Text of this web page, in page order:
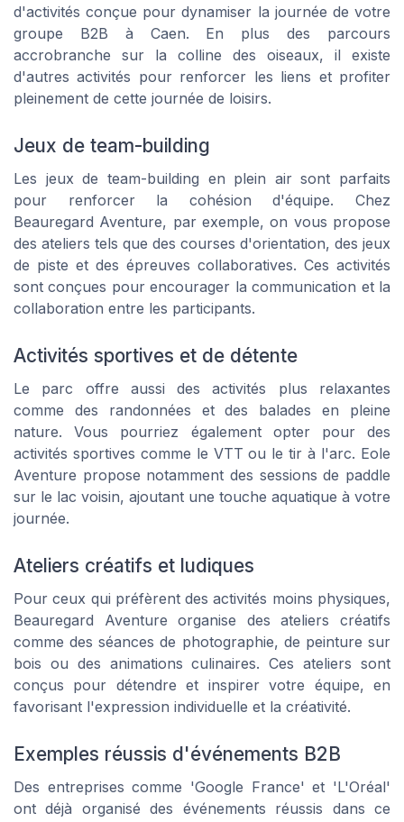
d'activités conçue pour dynamiser la journée de votre
groupe B2B à Caen. En plus des parcours
accrobranche sur la colline des oiseaux, il existe
d'autres activités pour renforcer les liens et profiter
pleinement de cette journée de loisirs.
Jeux de team-building
Les jeux de team-building en plein air sont parfaits
pour renforcer la cohésion d'équipe. Chez
Beauregard Aventure, par exemple, on vous propose
des ateliers tels que des courses d'orientation, des jeux
de piste et des épreuves collaboratives. Ces activités
sont conçues pour encourager la communication et la
collaboration entre les participants.
Activités sportives et de détente
Le parc offre aussi des activités plus relaxantes
comme des randonnées et des balades en pleine
nature. Vous pourriez également opter pour des
activités sportives comme le VTT ou le tir à l'arc. Eole
Aventure propose notamment des sessions de paddle
sur le lac voisin, ajoutant une touche aquatique à votre
journée.
Ateliers créatifs et ludiques
Pour ceux qui préfèrent des activités moins physiques,
Beauregard Aventure organise des ateliers créatifs
comme des séances de photographie, de peinture sur
bois ou des animations culinaires. Ces ateliers sont
conçus pour détendre et inspirer votre équipe, en
favorisant l'expression individuelle et la créativité.
Exemples réussis d'événements B2B
Des entreprises comme 'Google France' et 'L'Oréal'
ont déjà organisé des événements réussis dans ce